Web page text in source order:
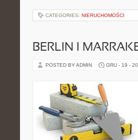
CATEGORIES: NIERUCHOMOŚCI
BERLIN I
POSTED BY ADMIN GRU - 19 -